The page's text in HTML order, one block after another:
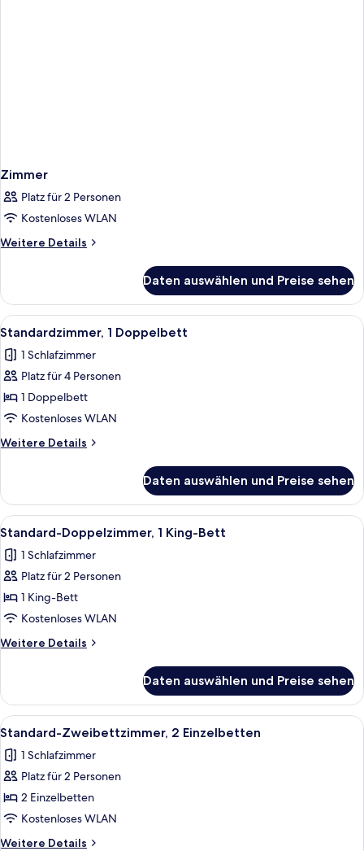
Zimmer
Platz für 2 Personen
Kostenloses WLAN
Weitere Details
Weitere
Daten auswählen und Preise sehen
Alle
Fotos
für
Standardzimmer,
1
Doppelbett
anzeigen
Ein modernes Hotelzimmer mit
7
Standardzimmer, 1 Doppelbett
1 Schlafzimmer
Platz für 4 Personen
1 Doppelbett
Kostenloses WLAN
Weitere Details
Weitere
1
Doppelbett
Daten auswählen und Preise sehen
Alle
Fotos
für
Standard-
Doppelzimmer,
1 King-
Bett
anzeigen
Ein Hotelzimmer mit einem Bett,
3
Standard-Doppelzimmer, 1 King-Bett
1 Schlafzimmer
Platz für 2 Personen
1 King-Bett
Kostenloses WLAN
Weitere Details
Weitere
Doppelzimmer,
1 King-
Bett
Daten auswählen und Preise sehen
Alle
Fotos
für
Standard-
Zweibettzimmer,
2 Einzelbetten
anzeigen
Ein modernes Hotelzimmer mit
3
Standard-Zweibettzimmer, 2 Einzelbetten
1 Schlafzimmer
Platz für 2 Personen
2 Einzelbetten
Kostenloses WLAN
Weitere Details
Weitere